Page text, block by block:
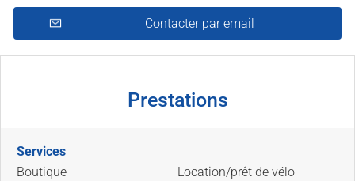
Contacter par email
Prestations
Services
Boutique
Location/prêt de vélo